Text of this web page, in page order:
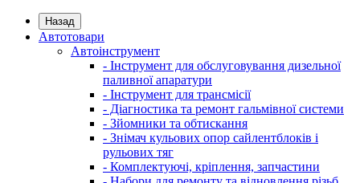
Назад
Автотовари
Автоінструмент
- Інструмент для обслуговування дизельної
паливної апаратури
- Інструмент для трансмісії
- Діагностика та ремонт гальмівної системи
- Зйомники та обтискання
- Знімач кульових опор сайлентблоків і
рульових тяг
- Комплектуючі, кріплення, запчастини